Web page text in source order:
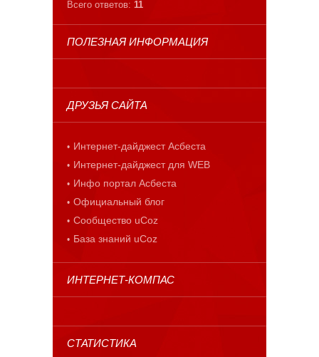
Всего ответов: 11
ПОЛЕЗНАЯ ИНФОРМАЦИЯ
ДРУЗЬЯ САЙТА
Интернет-дайджест Асбеста
Интернет-дайджест для WEB
Инфо портал Асбеста
Официальный блог
Сообщество uCoz
База знаний uCoz
ИНТЕРНЕТ-КОМПАС
СТАТИСТИКА